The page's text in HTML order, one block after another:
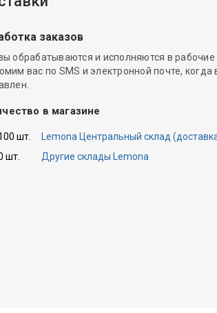
заказов
обрабатываются и исполняются в
вас по SMS и электронной почте, когда
в магазине
шт.
Lemona Центральный склад
шт.
Другие склады Lemona